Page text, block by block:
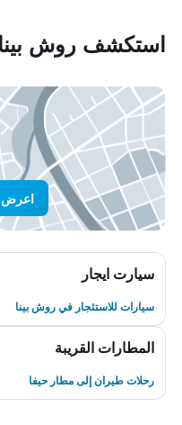
استكشف روش بينا
اعرض
سيارت ايجار
سيارات للاستئجار في روش بينا
المطارات القريبة
رحلات طيران إلى مطار حيفا